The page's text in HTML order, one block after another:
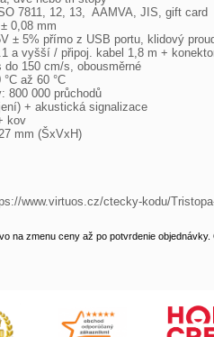
7811, 12, 13,  AAMVA, JIS, gift card
0,08 mm
± 5% přímo z USB portu, klidový
a vyšší / připoj. kabel 1,8 m +
150 cm/s, obousměrné
až 60 °C
800 000 průchodů
+ akustická signalizace
kov
mm (ŠxVxH)
www.virtuos.cz/ctecky-kodu/
na zmenu ceny až po potvrdenie